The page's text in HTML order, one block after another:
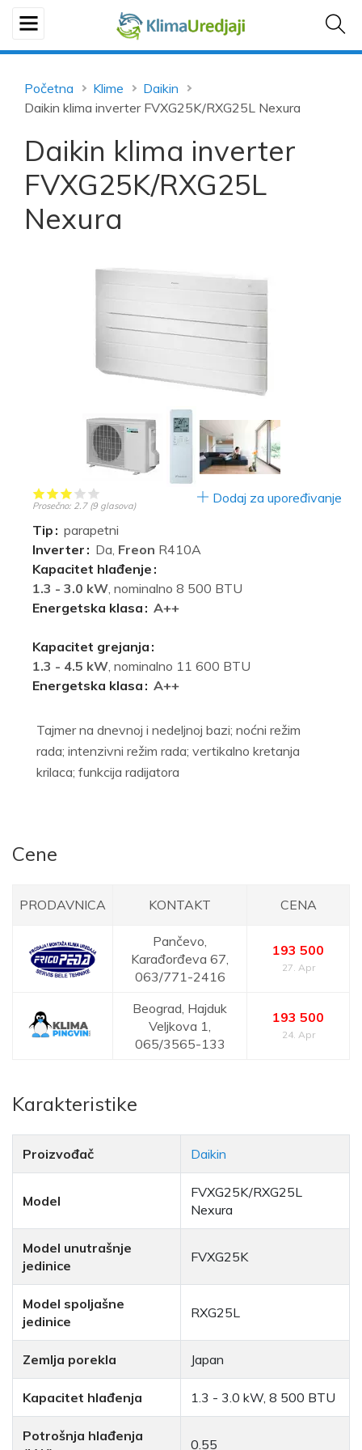
Početna Klime
Daikin
Daikin klima inverter FVXG25K/RXG25L Nexura
Daikin klima inverter
FVXG25K/RXG25L
Nexura
Prosečno: 2.7 (9 glasova)
Tip
parapetni
Inverter
Da, Freon R410A
Kapacitet hlađenje
1.3 - 3.0 kW, nominalno 8 500 BTU
Energetska klasa
A++
Kapacitet grejanja
1.3 - 4.5 kW, nominalno 11 600 BTU
Energetska klasa
A++
Dodaj za upoređivanje
Tajmer na dnevnoj i nedeljnoj bazi; noćni režim
rada; intenzivni režim rada; vertikalno kretanja
krilaca; funkcija radijatora
Cene
PRODAVNICA KONTAKT CENA
Pančevo,
Karađorđeva 67,
063/771-2416
193 500
27. Apr
Beograd, Hajduk
Veljkova 1,
065/3565-133
193 500
24. Apr
Karakteristike
Proizvođač Daikin
Model
FVXG25K/RXG25L
Nexura
Model unutrašnje
jedinice
FVXG25K
Model spoljašne
jedinice
RXG25L
Zemlja porekla Japan
Kapacitet hlađenja 1.3 - 3.0 kW, 8 500 BTU
Potrošnja hlađenja
0.55